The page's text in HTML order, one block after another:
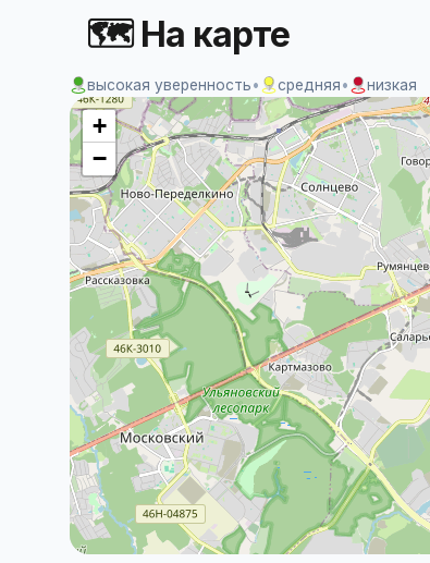
🗺 На карте
высокая уверенность• средняя• низкая
+
−